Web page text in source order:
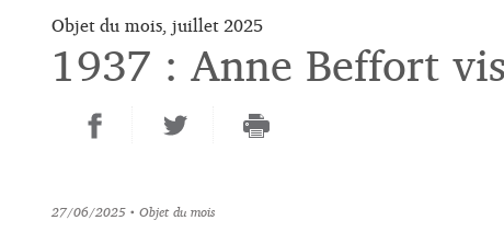
Objet du mois, juillet 2025
1937 : Anne Beffort
27/06/2025• Objet du mois